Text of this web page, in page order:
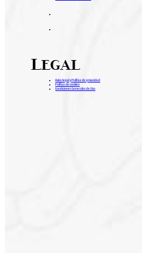
Legal
Aviso legal y Política de privacidad
Política de cookies
Condiciones Generales de Uso